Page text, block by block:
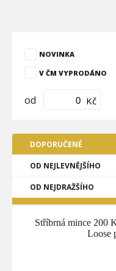
NOVINKA
V ČM VYPRODÁNO
od Kč
DOPORUČENÉ
OD NEJLEVNĚJŠÍHO
OD NEJDRAŽŠÍHO
Stříbrná mince 200
Loose